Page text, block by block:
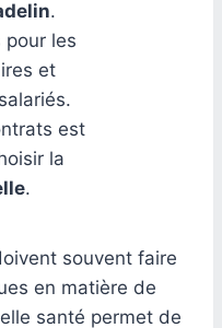
.
pour les
et
est
la
.
souvent faire
en matière de
santé permet de